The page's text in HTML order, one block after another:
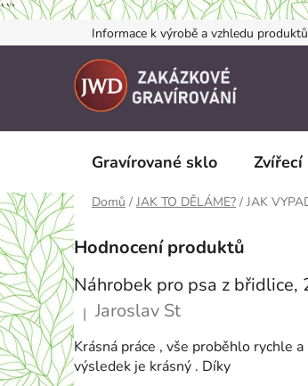
```
na
Informace k výrobě a vzhledu produktů
Gravírované sklo Zvířecí
Domů / JAK TO DĚLÁME? / JAK
P
o
s
t
r
a
n
Hodnocení produktů
Hodnocení produktu je 5 z 5
| Jaroslav St
Krásná práce , vše proběhlo rychle a
výsledek je krásný . Díky